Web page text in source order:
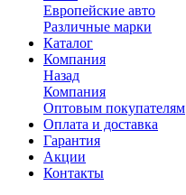
Европейские авто
Различные марки
Каталог
Компания
Назад
Компания
Оптовым покупателям
Оплата и доставка
Гарантия
Акции
Контакты